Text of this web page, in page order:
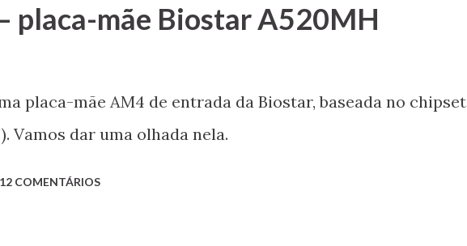
placa-mãe Biostar A520MH
placa-mãe AM4 de entrada da Biostar, baseada no chipset
Vamos dar uma olhada nela.
12 COMENTÁRIOS